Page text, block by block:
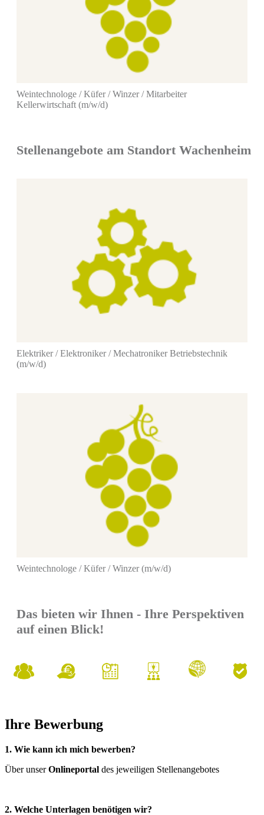
Weintechnologe / Küfer / Winzer / Mitarbeiter
Kellerwirtschaft (m/w/d)
Stellenangebote am Standort Wachenheim
Elektriker / Elektroniker / Mechatroniker Betriebstechnik
(m/w/d)
Weintechnologe / Küfer / Winzer (m/w/d)
Das bieten wir Ihnen - Ihre Perspektiven
auf einen Blick!
Ihre Bewerbung
1. Wie kann ich mich bewerben?
Über unserOnlineportal des jeweiligen Stellenangebotes
2. Welche Unterlagen benötigen wir?